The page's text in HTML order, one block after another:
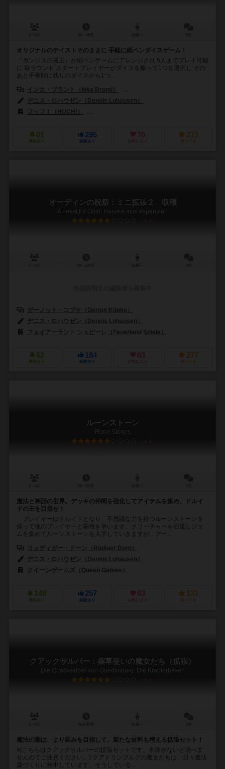
オリジナルのテイストそのままに 手軽に紙ペンダイスゲーム！
『ガンジスの藩王』が紙ペンゲームにアレンジされ 5人までプレイ可能
に 毎ラウンド スタートプレイヤーがダイスを振って1つを選択し その
あと手番順に残りのダイスから1つ...
インカ・ブラント（Inka Brand）
デニス・ロハウゼン（Dennis Lohausen）
フッフ！（HUCH!）
81
興味あり
295
経験あり
70
お気に入り
273
持ってる
オーディンの祝祭：ミニ拡張２ 収穫
A Feast for Odin: Harvest mini expansion
6.8
ガーノット・コプケ（Gernot Köpke）
デニス・ロハウゼン（Dennis Lohausen）
フォイアーラント シュピーレ（Feuerland Spiele）
52
興味あり
184
経験あり
63
お気に入り
277
持ってる
ルーンストーン
Rune Stones
6.4
魔法と神話の世界。デッキの仲間を強化してアイテムを集め、ドルイ
ドの王を目指せ！
プレイヤーはドルイドとなり、不思議な力を持つルーンストーンを
操って他のプレイヤーと覇権を争います。クリーチャーを召還しジェ
ムを集めてルーンストーンを入手していきますが、アー...
リュディガー・ドーン（Rüdiger Dorn）
デニス・ロハウゼン（Dennis Lohausen）
クイーンゲームズ（Queen Games）
149
興味あり
257
経験あり
63
お気に入り
131
持ってる
クアックサルバー：薬草使いの魔女たち（拡張）
Die Quacksalber von Quedlinburg: Die Kräuterhexen
6.5
魔法の薬は、より高みを目指して。新たな材料も増える拡張セット！
※(こちらはクアックサルバーの拡張セットです。本体がないと遊べま
せんのでご注意ください。) クアドリンブルグの魔女たちは、日々魔法
薬づくりに熱中しています。そうしている...